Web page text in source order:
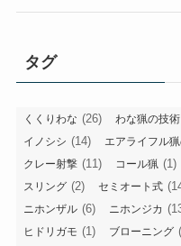
タグ
くくりわな (26) わな猟の技術
イノシシ (14) エアライフル
クレー射撃 (11) コール猟 (1)
スリング (2) セミオート式
ニホンザル (6) ニホンジカ
ヒドリガモ (1) ブローニング